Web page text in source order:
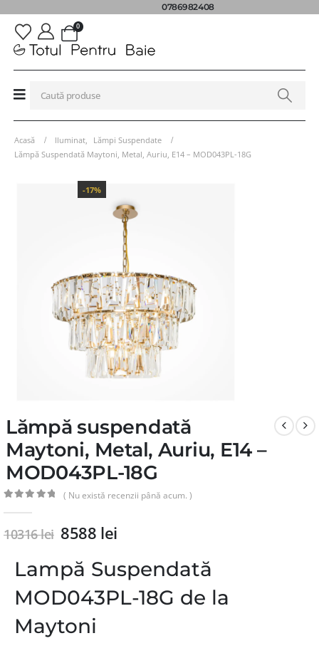
0786982408
0
Acasă Iluminat
Lămpi Suspendate
Lămpă Suspendată Maytoni, Metal, Auriu, E14 – MOD043PL-18G
-17%
Lămpă suspendată
Maytoni, Metal, Auriu, E14 –
MOD043PL-18G
( Nu există recenzii până acum. )
10316lei 8588 lei
Lampă Suspendată
MOD043PL-18G de la
Maytoni